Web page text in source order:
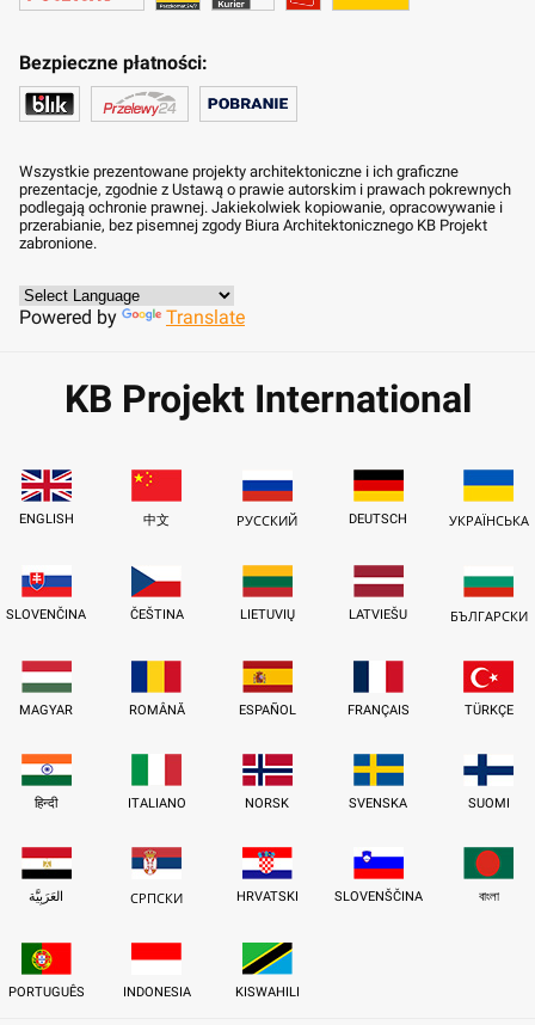
Bezpieczne płatności:
Wszystkie prezentowane projekty architektoniczne i ich graficzne
prezentacje, zgodnie z Ustawą o prawie autorskim i prawach pokrewnych
podlegają ochronie prawnej. Jakiekolwiek kopiowanie, opracowywanie i
przerabianie, bez pisemnej zgody Biura Architektonicznego KB Projekt
zabronione.
Powered by Translate
KB Projekt International
ENGLISH 中文 РУССКИЙ DEUTSCH УКРАЇНСЬКА
SLOVENČINA ČEŠTINA LIETUVIŲ LATVIEŠU БЪЛГАРСКИ
MAGYAR ROMÂNĂ ESPAÑOL FRANÇAIS TÜRKÇE
हिन्दी ITALIANO NORSK SVENSKA SUOMI
العَرَبِيَّة СРПСКИ HRVATSKI SLOVENŠČINA বাংলা
PORTUGUÊS INDONESIA KISWAHILI